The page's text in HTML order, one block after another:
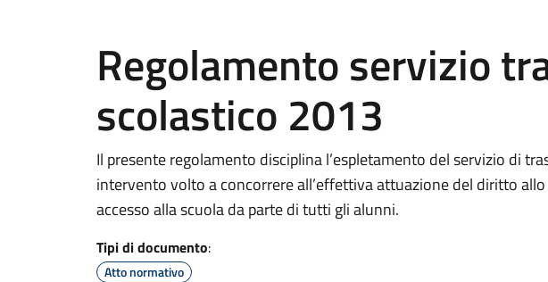
Regolamento servizio
scolastico 2013
Il presente regolamento disciplina l’espletamento del servizio di
intervento volto a concorrere all’effettiva attuazione del diritto
accesso alla scuola da parte di tutti gli alunni.
Tipi di documento:
Atto normativo